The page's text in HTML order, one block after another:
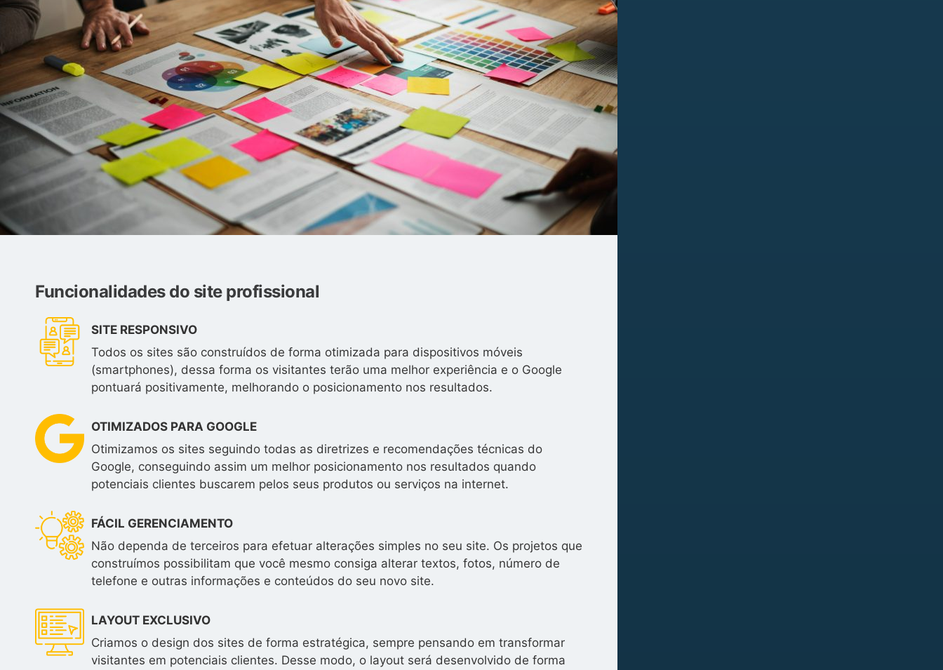
Funcionalidades do site profissional
SITE RESPONSIVO
Todos os sites são construídos de forma otimizada para dispositivos móveis
(smartphones), dessa forma os visitantes terão uma melhor experiência e o Google
pontuará positivamente, melhorando o posicionamento nos resultados.
OTIMIZADOS PARA GOOGLE
Otimizamos os sites seguindo todas as diretrizes e recomendações técnicas do
Google, conseguindo assim um melhor posicionamento nos resultados quando
potenciais clientes buscarem pelos seus produtos ou serviços na internet.
FÁCIL GERENCIAMENTO
Não dependa de terceiros para efetuar alterações simples no seu site. Os projetos que
construímos possibilitam que você mesmo consiga alterar textos, fotos, número de
telefone e outras informações e conteúdos do seu novo site.
LAYOUT EXCLUSIVO
Criamos o design dos sites de forma estratégica, sempre pensando em transformar
visitantes em potenciais clientes. Desse modo, o layout será desenvolvido de forma